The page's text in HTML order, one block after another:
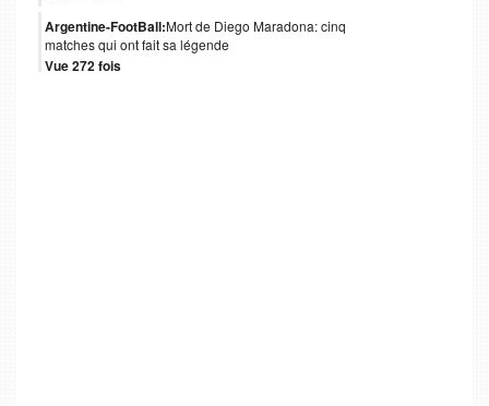
Argentine-FootBall:Mort de Diego Maradona: cinq
matches qui ont fait sa légende
Vue 272 fois